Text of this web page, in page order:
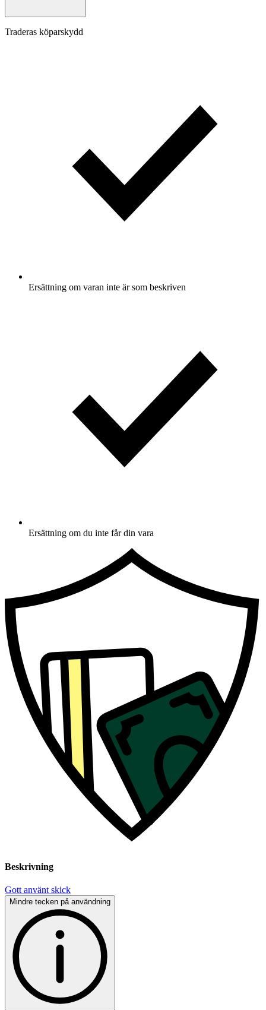
Traderas köparskydd
Ersättning om varan inte är som beskriven
Ersättning om du inte får din vara
Beskrivning
Gott använt skick
Mindre tecken på användning